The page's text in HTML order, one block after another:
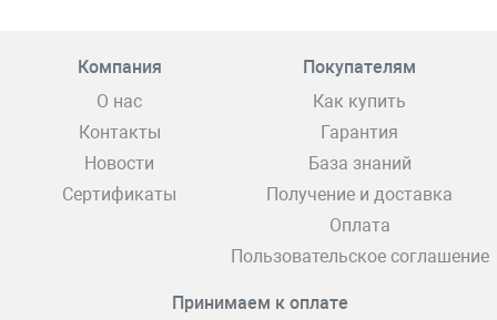
Компания
О нас
Контакты
Новости
Сертификаты
Покупателям
Как купить
Гарантия
База знаний
Получение и доставка
Оплата
Пользовательское соглашение
Принимаем к оплате